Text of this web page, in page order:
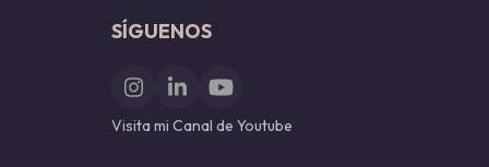
SÍGUENOS
Instagram
LinkedInYouTube
Visita mi Canal de Youtube